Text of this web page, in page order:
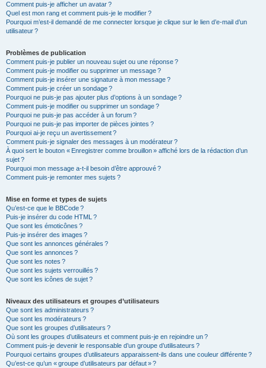
Comment puis-je afficher un avatar ?
Quel est mon rang et comment puis-je le modifier ?
Pourquoi m’est-il demandé de me connecter lorsque je clique sur le lien d’e-mail d’un
utilisateur ?
Problèmes de publication
Comment puis-je publier un nouveau sujet ou une réponse ?
Comment puis-je modifier ou supprimer un message ?
Comment puis-je insérer une signature à mon message ?
Comment puis-je créer un sondage ?
Pourquoi ne puis-je pas ajouter plus d’options à un sondage ?
Comment puis-je modifier ou supprimer un sondage ?
Pourquoi ne puis-je pas accéder à un forum ?
Pourquoi ne puis-je pas importer de pièces jointes ?
Pourquoi ai-je reçu un avertissement ?
Comment puis-je signaler des messages à un modérateur ?
À quoi sert le bouton « Enregistrer comme brouillon » affiché lors de la rédaction d’un
sujet ?
Pourquoi mon message a-t-il besoin d’être approuvé ?
Comment puis-je remonter mes sujets ?
Mise en forme et types de sujets
Qu’est-ce que le BBCode ?
Puis-je insérer du code HTML ?
Que sont les émoticônes ?
Puis-je insérer des images ?
Que sont les annonces générales ?
Que sont les annonces ?
Que sont les notes ?
Que sont les sujets verrouillés ?
Que sont les icônes de sujet ?
Niveaux des utilisateurs et groupes d’utilisateurs
Que sont les administrateurs ?
Que sont les modérateurs ?
Que sont les groupes d’utilisateurs ?
Où sont les groupes d’utilisateurs et comment puis-je en rejoindre un ?
Comment puis-je devenir le responsable d’un groupe d’utilisateurs ?
Pourquoi certains groupes d’utilisateurs apparaissent-ils dans une couleur différente ?
Qu’est-ce qu’un « groupe d’utilisateurs par défaut » ?